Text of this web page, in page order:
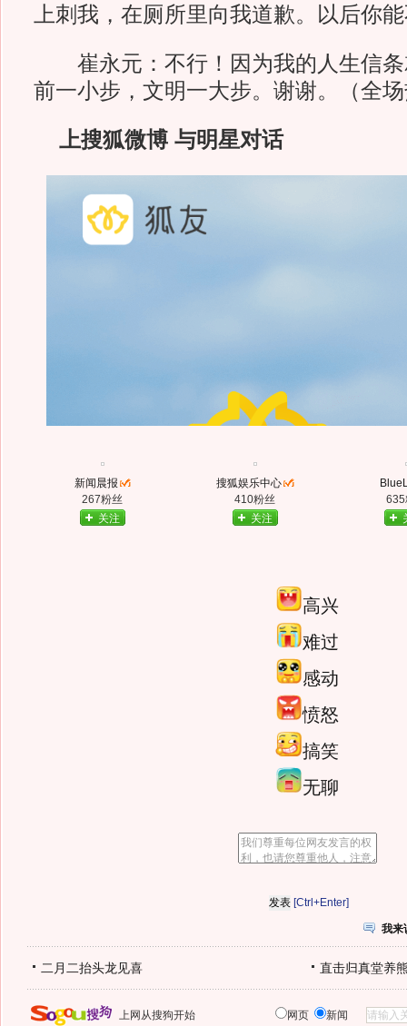
上刺我，在厕所里向我道歉。以后你
崔永元：不行！因为我的人生信
前一小步，文明一大步。谢谢。（全
上搜狐微博 与明星对话
新闻晨报
267粉丝
关注
搜狐娱乐中心
410粉丝
关注
635
高兴
难过
感动
愤怒
搞笑
无聊
[Ctrl+Enter]
我来
二月二抬头龙见喜 直击归真堂养
上网从搜狗开始 网页 新闻